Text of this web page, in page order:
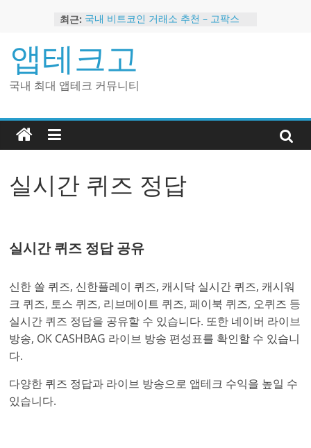
content
최근: 국내 비트코인 거래소 추천 – 고팍스
트
2024 강력히 추천하는 은행 멤버십 현
금 앱테크
해외 코인 거래소 추천 순위 BEST 2
앱테크고
국내 최대 앱테크 커뮤니티
실시간 퀴즈 정답
실시간 퀴즈 정답 공유
신한 쏠 퀴즈, 신한플레이 퀴즈, 캐시닥 실시간 퀴즈, 캐시워
크 퀴즈, 토스 퀴즈, 리브메이트 퀴즈, 페이북 퀴즈, 오퀴즈 등
실시간 퀴즈 정답을 공유할 수 있습니다. 또한 네이버 라이브
방송, OK CASHBAG 라이브 방송 편성표를 확인할 수 있습니
다.
다양한 퀴즈 정답과 라이브 방송으로 앱테크 수익을 높일 수
있습니다.